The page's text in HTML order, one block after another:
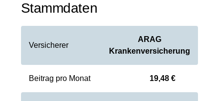
Stammdaten
Versicherer
ARAG
Krankenversicherung
Beitrag pro Monat 19,48 €